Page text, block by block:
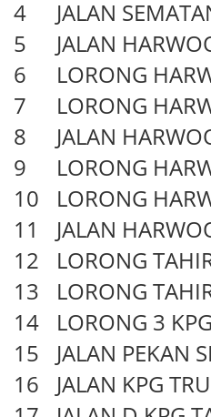
4
JALAN
5
JALAN
6
LORONG
7
LORONG
8
JALAN
9
LORONG
10
LORONG
11
JALAN
12
LORONG
13
LORONG
14
LORONG 3
15
JALAN PEKAN
16
JALAN KPG